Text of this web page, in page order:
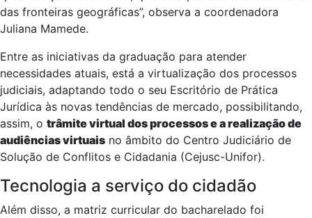
das fronteiras geográficas”, observa a coordenadora
Juliana Mamede.
Entre as iniciativas da graduação para atender
necessidades atuais, está a virtualização dos processos
judiciais, adaptando todo o seu Escritório de Prática
Jurídica às novas tendências de mercado, possibilitando,
assim, o trâmite virtual dos processos e a realização de
audiências virtuais no âmbito do Centro Judiciário de
Solução de Conflitos e Cidadania (Cejusc-Unifor).
Tecnologia a serviço do cidadão
Além disso, a matriz curricular do bacharelado foi